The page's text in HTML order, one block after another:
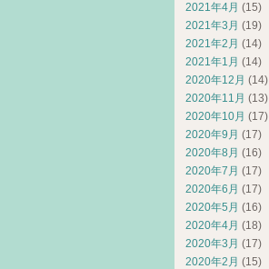
2021年4月 (15)
2021年3月 (19)
2021年2月 (14)
2021年1月 (14)
2020年12月 (14)
2020年11月 (13)
2020年10月 (17)
2020年9月 (17)
2020年8月 (16)
2020年7月 (17)
2020年6月 (17)
2020年5月 (16)
2020年4月 (18)
2020年3月 (17)
2020年2月 (15)